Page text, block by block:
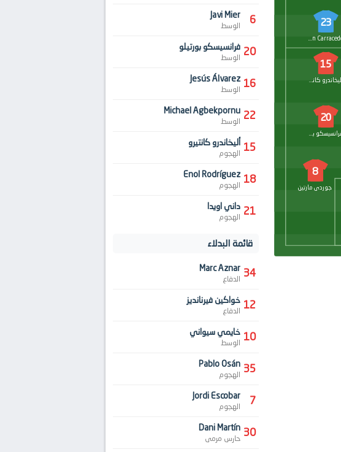
23
Cristian Carracedo
15
أليخاندرو كانتيرو
20
فرانسيسكو بورتيلو
8
جوردى مارتين
6
Javi Mier
الوسط
20 فرانسيسكو بورتيلو
الوسط
16
Jesús Álvarez
الوسط
22
Michael Agbekpornu
الوسط
15 أليخاندرو كانتيرو
الهجوم
18
Enol Rodríguez
الهجوم
21 داني اويدا
الهجوم
قائمة البدلاء
34
Marc Aznar
الدفاع
12 خواكين فيرنانديز
الدفاع
10 خايمي سيواني
الوسط
35
Pablo Osán
الهجوم
7
Jordi Escobar
الهجوم
30
Dani Martín
حارس مرمى